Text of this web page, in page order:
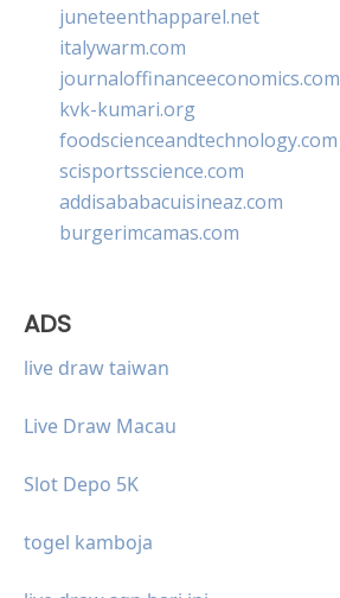
juneteenthapparel.net
italywarm.com
journaloffinanceeconomics.com
kvk-kumari.org
foodscienceandtechnology.com
scisportsscience.com
addisababacuisineaz.com
burgerimcamas.com
ADS
live draw taiwan
Live Draw Macau
Slot Depo 5K
togel kamboja